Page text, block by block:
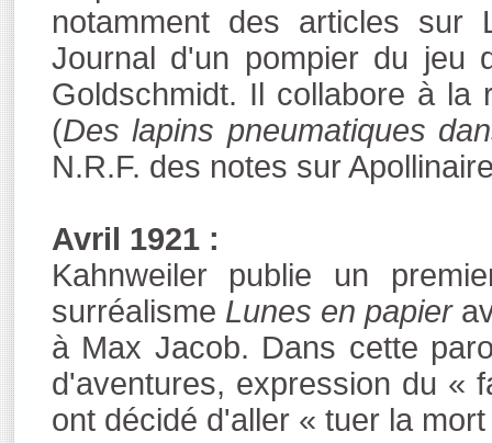
notamment des articles sur
Journal d'un pompier du jeu
Goldschmidt. Il collabore à la
(Des lapins pneumatiques
N.R.F. des notes sur
Avril 1921 :
Kahnweiler publie un
surréalisme Lunes en papier
à Max Jacob. Dans cette
d'aventures, expression du «
ont décidé d'aller « tuer la mort